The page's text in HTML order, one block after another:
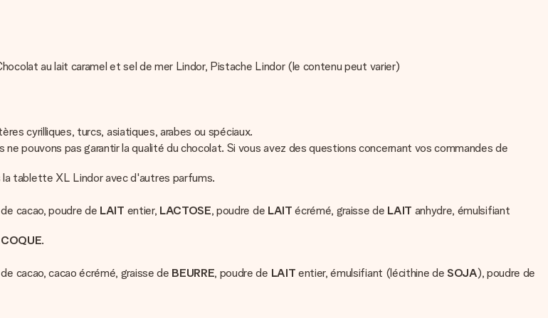
au lait caramel et sel de mer Lindor, Pistache Lindor (le contenu peut varier)
cyrilliques, turcs, asiatiques, arabes ou spéciaux.
pouvons pas garantir la qualité du chocolat. Si vous avez des questions concernant vos commandes de
tablette XL Lindor avec d'autres parfums.
cacao, poudre de LAIT entier, LACTOSE, poudre de LAIT écrémé, graisse de LAIT anhydre, émulsifiant
.
cacao, cacao écrémé, graisse de BEURRE, poudre de LAIT entier, émulsifiant (lécithine deSOJA), poudre de